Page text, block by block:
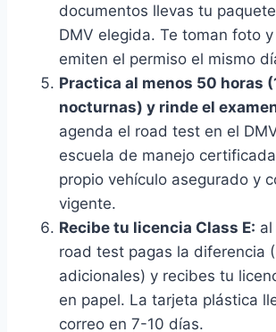
documentos llevas tu
DMV elegida. Te toman foto
emiten el permiso el mismo
Practica al menos 50 horas
nocturnas) y rinde el
agenda el road test en el
escuela de manejo
propio vehículo asegurado y
vigente.
Recibe tu licencia Class E:
road test pagas la diferencia
adicionales) y recibes tu
en papel. La tarjeta plástica
correo en 7-10 días.